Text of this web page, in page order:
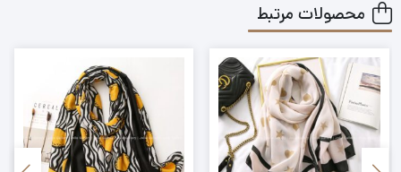
محصولات مرتبط